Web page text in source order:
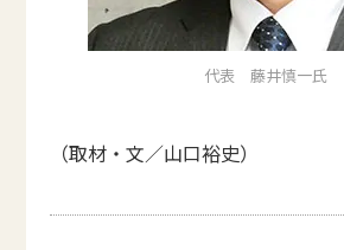
代表 藤井慎一氏
（取材・文／山口裕史）